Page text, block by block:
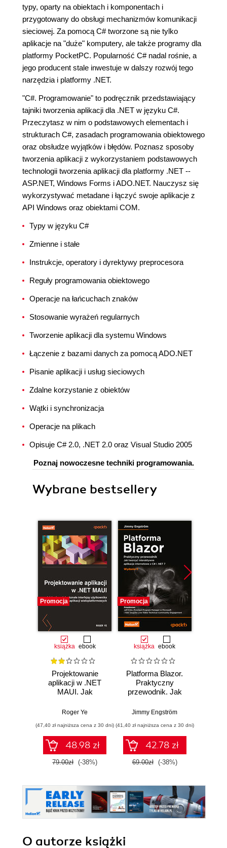
typy, oparty na obiektach i komponentach i
przygotowany do obsługi mechanizmów komunikacji
sieciowej. Za pomocą C# tworzone są nie tylko
aplikacje na "duże" komputery, ale także programy dla
platformy PocketPC. Popularność C# nadal rośnie, a
jego producent stale inwestuje w dalszy rozwój tego
narzędzia i platformy .NET.
"C#. Programowanie" to podręcznik przedstawiający
tajniki tworzenia aplikacji dla .NET w języku C#.
Przeczytasz w nim o podstawowych elementach i
strukturach C#, zasadach programowania obiektowego
oraz obsłudze wyjątków i błędów. Poznasz sposoby
tworzenia aplikacji z wykorzystaniem podstawowych
technologii tworzenia aplikacji dla platformy .NET --
ASP.NET, Windows Forms i ADO.NET. Nauczysz się
wykorzystywać metadane i łączyć swoje aplikacje z
API Windows oraz obiektami COM.
Typy w języku C#
Zmienne i stałe
Instrukcje, operatory i dyrektywy preprocesora
Reguły programowania obiektowego
Operacje na łańcuchach znaków
Stosowanie wyrażeń regularnych
Tworzenie aplikacji dla systemu Windows
Łączenie z bazami danych za pomocą ADO.NET
Pisanie aplikacji i usług sieciowych
Zdalne korzystanie z obiektów
Wątki i synchronizacja
Operacje na plikach
Opisuje C# 2.0, .NET 2.0 oraz Visual Studio 2005
Poznaj nowoczesne techniki programowania.
Wybrane bestsellery
Promocja
książka ebook
Projektowanie
aplikacji w .NET
MAUI. Jak
doskonałe
użytkownika dla
aplikacji
wieloplatformowych
Roger Ye
(47,40 zł najniższa cena z 30 dni)
48.98 zł
79.00zł (-38%)
Promocja
książka ebook
Platforma Blazor.
Praktyczny
przewodnik. Jak
interaktywne
internetowe z C# i
.NET 7. Wydanie II
Jimmy Engström
(41,40 zł najniższa cena z 30 dni)
42.78 zł
69.00zł (-38%)
O autorze książki